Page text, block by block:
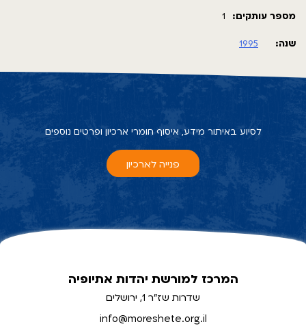
מספר עותקים: 1
שנה: 1995
לסיוע באיתור מידע, איסוף חומרי ארכיון ופרטים נוספים
פנייה לארכיון
המרכז למורשת יהדות אתיופיה
שדרות שז"ר 1, ירושלים
info@moreshete.org.il